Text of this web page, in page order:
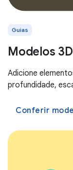
Guias
Modelos 3D
Adicione
profundidade,
Conferir